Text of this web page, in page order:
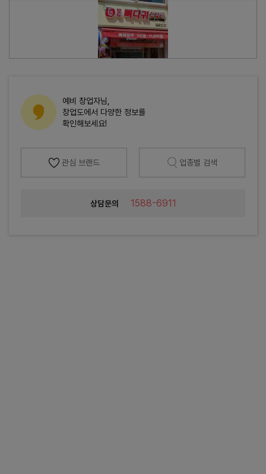
예비 창업자님,
창업도에서 다양한 정보를
확인해보세요!
관심 브랜드 업종별 검색
상담문의 1588-6911